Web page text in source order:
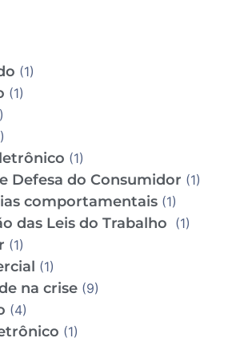
(1)
(1)
(1)
Defesa do Consumidor (1)
comportamentais (1)
das Leis do Trabalho (1)
(1)
(1)
na crise (9)
(4)
(1)